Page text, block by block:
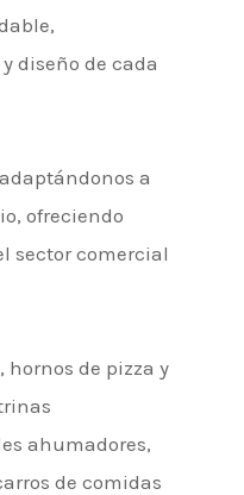
diseño de cada
a
ofreciendo
sector comercial
de pizza y
ahumadores,
de comidas